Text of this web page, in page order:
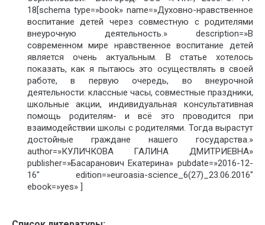
18[schema type=»book» name=»Духовно-нравственное
воспитание детей через совместную с родителями
внеурочную деятельность.» description=»В
современном мире нравственное воспитание детей
является очень актуальным. В статье хотелось
показать, как я пытаюсь это осуществлять в своей
работе, в первую очередь, во внеурочной
деятельности: классные часы, совместные праздники,
школьные акции, индивидуальная консультативная
помощь родителям- и всё это проводится при
взаимодействии школы с родителями. Тогда вырастут
достойные граждане нашего государства.»
author=»КУЛИЧКОВА ГАЛИНА ДМИТРИЕВНА»
publisher=»Басаранович Екатерина» pubdate=»2016-12-
16″ edition=»euroasia-science_6(27)_23.06.2016″
ebook=»yes» ]